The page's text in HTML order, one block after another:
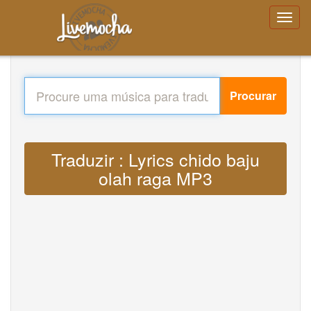
Procurar
Traduzir : Lyrics chido baju
olah raga MP3